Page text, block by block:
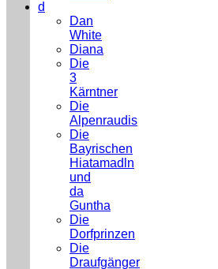
d
Dan
White
Diana
Die
3
Kärntner
Die
Alpenraudis
Die
Bayrischen
Hiatamadln
und
da
Guntha
Die
Dorfprinzen
Die
Draufgänger